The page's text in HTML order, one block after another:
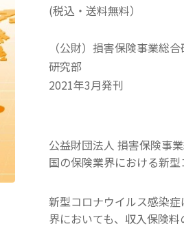
(税込・送料無料）
（公財）損害保険事業総
研究部
2021年3月発刊
公益財団法人 損害保険事
国の保険業界における新
新型コロナウイルス感染
界においても、収入保険